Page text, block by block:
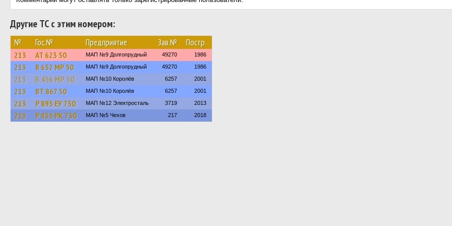
Другие ТС с этим номером:
№ Гос.№ Предприятие Зав.№ Постр.
213 АТ 623 50 МАП №9 Долгопрудный 49270 1986
213 В 652 МР 50 МАП №9 Долгопрудный 49270 1986
213 В 456 МР 50 МАП №10 Королёв 6257 2001
213 ВТ 867 50 МАП №10 Королёв 6257 2001
213 Р 893 ЕУ 750 МАП №12 Электросталь 3719 2013
213 Р 835 РК 750 МАП №5 Чехов 217 2018